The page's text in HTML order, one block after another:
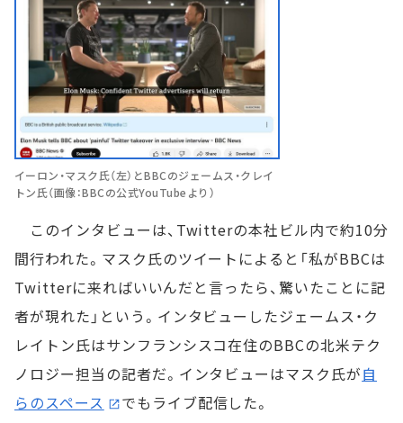
イーロン・マスク氏（左）とBBCのジェームス・クレイ
トン氏（画像：BBCの公式YouTubeより）
このインタビューは、Twitterの本社ビル内で約10分
間行われた。マスク氏のツイートによると「私がBBCは
Twitterに来ればいいんだと言ったら、驚いたことに記
者が現れた」という。インタビューしたジェームス・ク
レイトン氏はサンフランシスコ在住のBBCの北米テク
ノロジー担当の記者だ。インタビューはマスク氏が自
らのスペース
でもライブ配信した。